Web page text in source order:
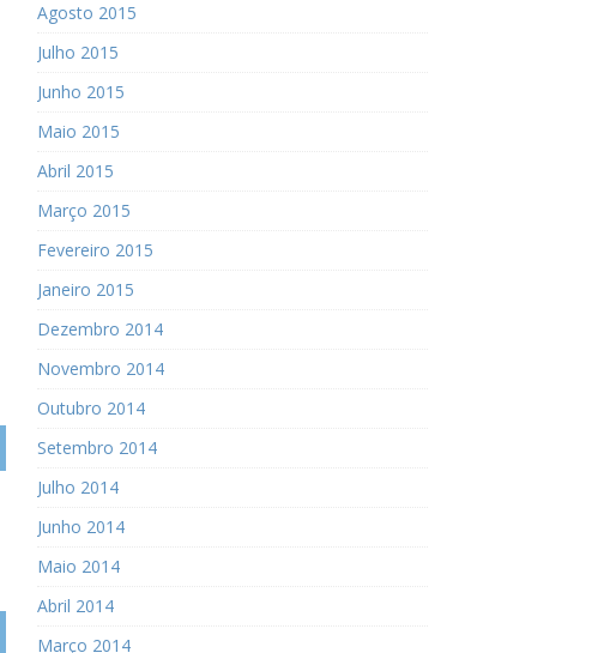
Agosto 2015
Julho 2015
Junho 2015
Maio 2015
Abril 2015
Março 2015
Fevereiro 2015
Janeiro 2015
Dezembro 2014
Novembro 2014
Outubro 2014
Setembro 2014
Julho 2014
Junho 2014
Maio 2014
Abril 2014
Março 2014